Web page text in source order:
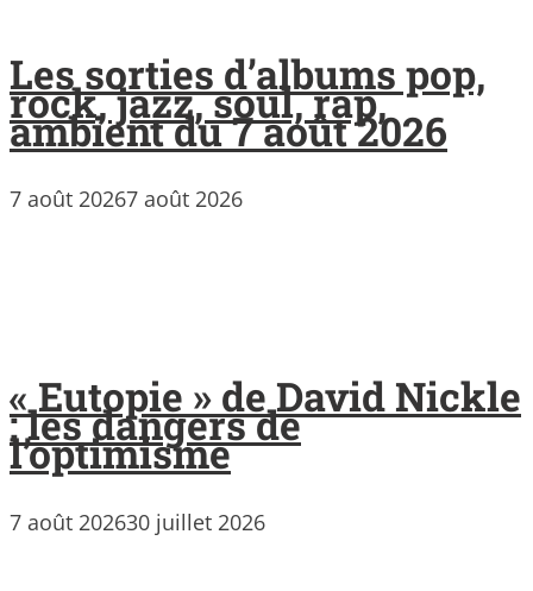
Les sorties d’albums pop,
rock, jazz, soul, rap,
ambient du 7 août 2026
7 août 20267 août 2026
« Eutopie » de David Nickle
: les dangers de
l’optimisme
7 août 202630 juillet 2026